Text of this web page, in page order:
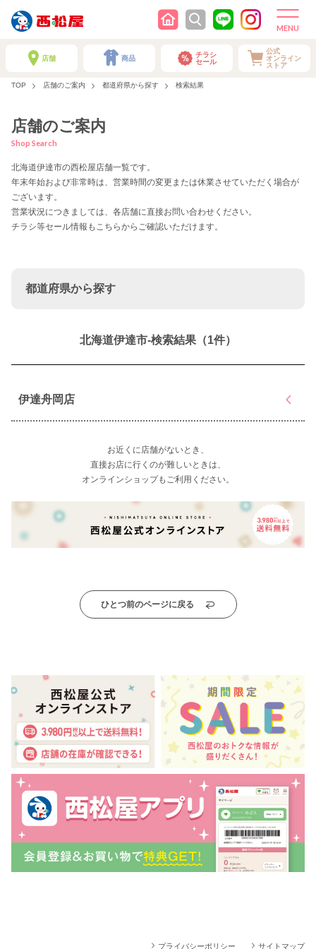
店舗 商品
チラシ
セール
公式
オンライン
ストア
TOP 店舗のご案内 都道府県から探す 検索結果
店舗のご案内
Shop Search
北海道伊達市の西松屋店舗一覧です。
年末年始および非常時は、営業時間の変更または休業させていただく場合が
ございます。
営業状況につきましては、各店舗に直接お問い合わせください。
チラシ等セール情報もこちらからご確認いただけます。
都道府県から探す
北海道伊達市-検索結果（1件）
伊達舟岡店
お近くに店舗がないとき、
直接お店に行くのが難しいときは、
オンラインショップもご利用ください。
ひとつ前のページに戻る
プライバシーポリシー サイトマップ